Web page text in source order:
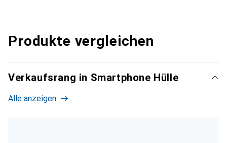
Produkte vergleichen
Verkaufsrang in Smartphone Hülle
Alle anzeigen